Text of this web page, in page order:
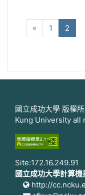
« 向前1 2
國立成功大學 版權
Kung University all
Site:172.16.249.91
國立成功大學計算
http://